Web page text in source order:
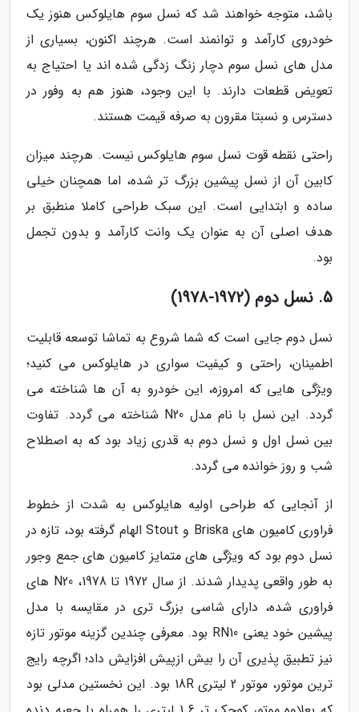
باشد، متوجه خواهند شد که نسل سوم هایلوکس هنوز یک
خودروی کارآمد و توانمند است. هرچند اکنون، بسیاری از
مدل های نسل سوم دچار زنگ زدگی شده اند یا احتیاج به
تعویض قطعات دارند. با این وجود، هنوز هم به وفور در
دسترس و نسبتا مقرون به صرفه قیمت هستند.
راحتی نقطه قوت نسل سوم هایلوکس نیست. هرچند میزان
کابین آن از نسل پیشین بزرگ تر شده، اما همچنان خیلی
ساده و ابتدایی است. این سبک طراحی کاملا منطبق بر
هدف اصلی آن به عنوان یک وانت کارآمد و بدون تجمل
بود.
5. نسل دوم (1972-1978)
نسل دوم جایی است که شما شروع به تماشا توسعه قابلیت
اطمینان، راحتی و کیفیت سواری در هایلوکس می کنید؛
ویژگی هایی که امروزه، این خودرو به آن ها شناخته می
گردد. این نسل با نام مدل N20 شناخته می گردد. تفاوت
بین نسل اول و نسل دوم به قدری زیاد بود که به اصطلاح
شب و روز خوانده می گردد.
از آنجایی که طراحی اولیه هایلوکس به شدت از خطوط
فراوری کامیون های Briska و Stout الهام گرفته بود، تازه در
نسل دوم بود که ویژگی های متمایز کامیون های جمع وجور
به طور واقعی پدیدار شدند. از سال 1972 تا 1978، N20 های
فراوری شده، دارای شاسی بزرگ تری در مقایسه با مدل
پیشین خود یعنی RN10 بود. معرفی چندین گزینه موتور تازه
نیز تطبیق پذیری آن را بیش ازپیش افزایش داد؛ اگرچه رایج
ترین موتور، موتور 2 لیتری 18R بود. این نخستین مدلی بود